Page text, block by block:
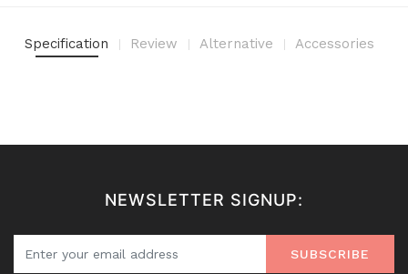
Specification Review Alternative Accessories
NEWSLETTER SIGNUP:
SUBSCRIBE